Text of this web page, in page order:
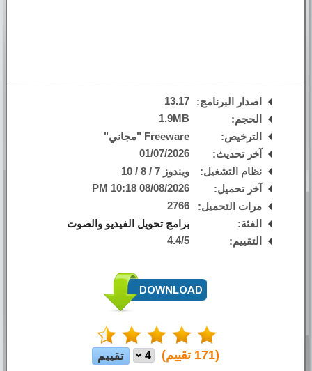
اصدار البرنامج:
13.17
الحجم:
1.9MB
الترخيص:
Freeware "مجاني"
آخر تحديث:
01/07/2026
نظام التشغيل:
ويندوز 7 / 8 / 10
آخر تحميل:
08/08/2026 10:18 PM
مرات التحميل:
2766
الفئة:
برامج تحويل الفيديو والصوت
التقييم:
4.4/5
(
171 تقييم)